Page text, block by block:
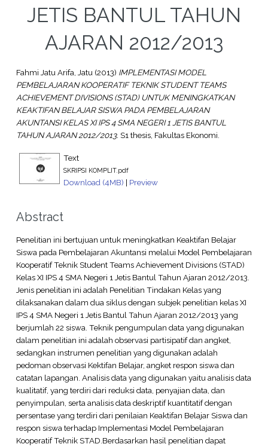
JETIS BANTUL TAHUN
AJARAN 2012/2013
Fahmi Jatu Arifa, Jatu(2013) IMPLEMENTASI MODEL
PEMBELAJARAN KOOPERATIF TEKNIK STUDENT TEAMS
ACHIEVEMENT DIVISIONS (STAD) UNTUK MENINGKATKAN
KEAKTIFAN BELAJAR SISWA PADA PEMBELAJARAN
AKUNTANSI KELAS XI IPS 4 SMA NEGERI 1 JETIS BANTUL
TAHUN AJARAN 2012/2013. S1 thesis, Fakultas Ekonomi.
Text
SKRIPSI KOMPLIT.pdf
Download (4MB) | Preview
Abstract
Penelitian ini bertujuan untuk meningkatkan Keaktifan Belajar
Siswa pada Pembelajaran Akuntansi melalui Model Pembelajaran
Kooperatif Teknik Student Teams Achievement Divisions (STAD)
Kelas XI IPS 4 SMA Negeri 1 Jetis Bantul Tahun Ajaran 2012/2013.
Jenis penelitian ini adalah Penelitian Tindakan Kelas yang
dilaksanakan dalam dua siklus dengan subjek penelitian kelas XI
IPS 4 SMA Negeri 1 Jetis Bantul Tahun Ajaran 2012/2013 yang
berjumlah 22 siswa. Teknik pengumpulan data yang digunakan
dalam penelitian ini adalah observasi partisipatif dan angket,
sedangkan instrumen penelitian yang digunakan adalah
pedoman observasi Kektifan Belajar, angket respon siswa dan
catatan lapangan. Analisis data yang digunakan yaitu analisis data
kualitatif, yang terdiri dari reduksi data, penyajian data, dan
penyimpulan, serta analisis data deskriptif kuantitatif dengan
persentase yang terdiri dari penilaian Keaktifan Belajar Siswa dan
respon siswa terhadap Implementasi Model Pembelajaran
Kooperatif Teknik STAD.Berdasarkan hasil penelitian dapat